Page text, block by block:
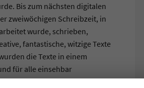
Bis zum nächsten digitalen
zweiwöchigen Schreibzeit, in
wurde, schrieben,
fantastische, witzige Texte
die Texte in einem
für alle einsehbar
Sie las die Texte, gab